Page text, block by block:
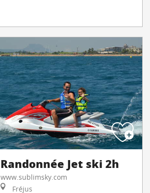
Randonnée Jet ski 2h
www.sublimsky.com
Fréjus